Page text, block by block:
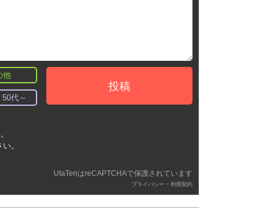
他
50代～
投稿
。
UtaTenはreCAPTCHAで保護されています
プライバシー - 利用契約